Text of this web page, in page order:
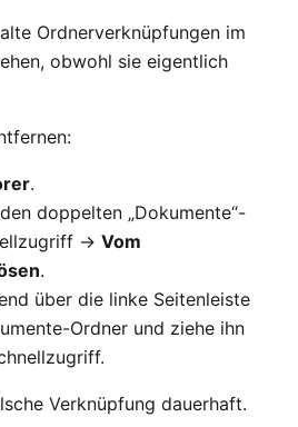
Ordnerverknüpfungen im
obwohl sie eigentlich
.
doppelten „Dokumente“-
→Vom
.
über die linke Seitenleiste
Ordner und ziehe ihn
Verknüpfung dauerhaft.